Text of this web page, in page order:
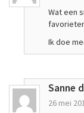
Wat een
Ik doe
Sanne
26 mei